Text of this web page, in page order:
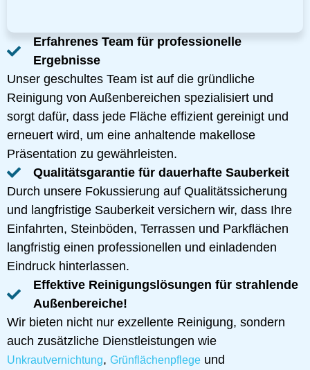
Erfahrenes Team für professionelle
Ergebnisse
Unser geschultes Team ist auf die gründliche
Reinigung von Außenbereichen spezialisiert und
sorgt dafür, dass jede Fläche effizient gereinigt und
erneuert wird, um eine anhaltende makellose
Präsentation zu gewährleisten.
Qualitätsgarantie für dauerhafte Sauberkeit
Durch unsere Fokussierung auf Qualitätssicherung
und langfristige Sauberkeit versichern wir, dass Ihre
Einfahrten, Steinböden, Terrassen und Parkflächen
langfristig einen professionellen und einladenden
Eindruck hinterlassen.
Effektive Reinigungslösungen für strahlende
Außenbereiche!
Wir bieten nicht nur exzellente Reinigung, sondern
auch zusätzliche Dienstleistungen wie
Unkrautvernichtung, Grünflächenpflege und